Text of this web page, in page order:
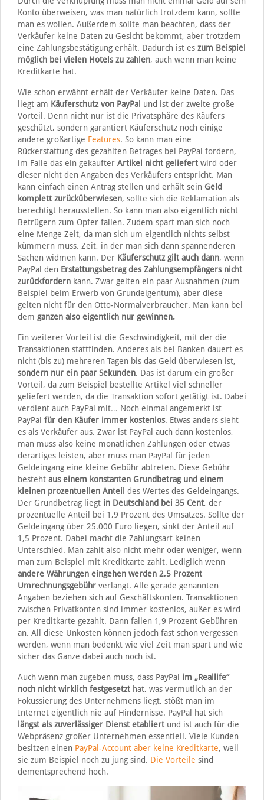
Konto überweisen, was man natürlich trotzdem kann, sollte
man es wollen. Außerdem sollte man beachten, dass der
Verkäufer keine Daten zu Gesicht bekommt, aber trotzdem
eine Zahlungsbestätigung erhält. Dadurch ist es zum Beispiel
möglich bei vielen Hotels zu zahlen, auch wenn man keine
Kreditkarte hat.
Wie schon erwähnt erhält der Verkäufer keine Daten. Das
liegt am Käuferschutz von PayPal und ist der zweite große
Vorteil. Denn nicht nur ist die Privatsphäre des Käufers
geschützt, sondern garantiert Käuferschutz noch einige
andere großartige Features. So kann man eine
Rückerstattung des gezahlten Betrages bei PayPal fordern,
im Falle das ein gekaufter Artikel nicht geliefertwird oder
dieser nicht den Angaben des Verkäufers entspricht. Man
kann einfach einen Antrag stellen und erhält sein Geld
komplett zurücküberwiesen, sollte sich die Reklamation als
berechtigt herausstellen. So kann man also eigentlich nicht
Betrügern zum Opfer fallen. Zudem spart man sich noch
eine Menge Zeit, da man sich um eigentlich nichts selbst
kümmern muss. Zeit, in der man sich dann spannenderen
Sachen widmen kann. Der Käuferschutz gilt auch dann, wenn
PayPal den Erstattungsbetrag des Zahlungsempfängers nicht
zurückfordernkann. Zwar gelten ein paar Ausnahmen (zum
Beispiel beim Erwerb von Grundeigentum), aber diese
gelten nicht für den Otto-Normalverbraucher. Man kann bei
dem ganzen also eigentlich nur gewinnen.
Ein weiterer Vorteil ist die Geschwindigkeit, mit der die
Transaktionen stattfinden. Anderes als bei Banken dauert es
nicht (bis zu) mehreren Tagen bis das Geld überwiesen ist,
sondern nur ein paar Sekunden. Das ist darum ein großer
Vorteil, da zum Beispiel bestellte Artikel viel schneller
geliefert werden, da die Transaktion sofort getätigt ist. Dabei
verdient auch PayPal mit… Noch einmal angemerkt ist
PayPal für den Käufer immer kostenlos. Etwas anders sieht
es als Verkäufer aus. Zwar ist PayPal auch dann kostenlos,
man muss also keine monatlichen Zahlungen oder etwas
derartiges leisten, aber muss man PayPal für jeden
Geldeingang eine kleine Gebühr abtreten. Diese Gebühr
besteht aus einem konstanten Grundbetrag und einem
kleinen prozentuellen Anteil des Wertes des Geldeingangs.
Der Grundbetrag liegt in Deutschland bei 35 Cent, der
prozentuelle Anteil bei 1,9 Prozent des Umsatzes. Sollte der
Geldeingang über 25.000 Euro liegen, sinkt der Anteil auf
1,5 Prozent. Dabei macht die Zahlungsart keinen
Unterschied. Man zahlt also nicht mehr oder weniger, wenn
man zum Beispiel mit Kreditkarte zahlt. Lediglich wenn
andere Währungen eingehen werden 2,5 Prozent
Umrechnungsgebührverlangt. Alle gerade genannten
Angaben beziehen sich auf Geschäftskonten. Transaktionen
zwischen Privatkonten sind immer kostenlos, außer es wird
per Kreditkarte gezahlt. Dann fallen 1,9 Prozent Gebühren
an. All diese Unkosten können jedoch fast schon vergessen
werden, wenn man bedenkt wie viel Zeit man spart und wie
sicher das Ganze dabei auch noch ist.
Auch wenn man zugeben muss, dass PayPal im „Reallife“
noch nicht wirklich festgesetzthat, was vermutlich an der
Fokussierung des Unternehmens liegt, stößt man im
Internet eigentlich nie auf Hindernisse. PayPal hat sich
längst als zuverlässiger Dienst etabliertund ist auch für die
Webpräsenz großer Unternehmen essentiell. Viele Kunden
besitzen einen PayPal-Account aber keine Kreditkarte, weil
sie zum Beispiel noch zu jung sind. Die Vorteile sind
dementsprechend hoch.